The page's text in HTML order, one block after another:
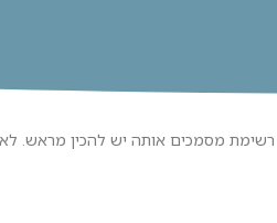
מסמכים אותה יש להכין מראש.